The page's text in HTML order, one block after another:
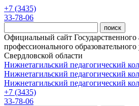
Перейти к основному содержанию
+7 (3435)
33-78-06
Официальный сайт Государственного
профессионального
Свердловской области
Нижнетагильский педагогический
Нижнетагильский педагогический
Нижнетагильский педагогический
+7 (3435)
33-78-06